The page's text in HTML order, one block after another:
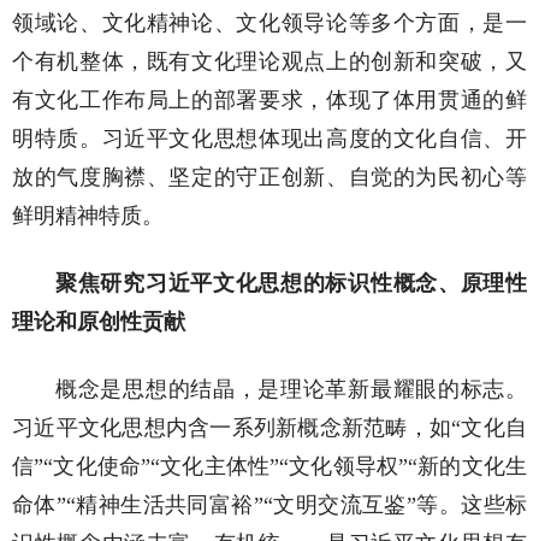
领域论、文化精神论、文化领导论等多个方面，是一
个有机整体，既有文化理论观点上的创新和突破，又
有文化工作布局上的部署要求，体现了体用贯通的鲜
明特质。习近平文化思想体现出高度的文化自信、开
放的气度胸襟、坚定的守正创新、自觉的为民初心等
鲜明精神特质。
聚焦研究习近平文化思想的标识性概念、原理性
理论和原创性贡献
概念是思想的结晶，是理论革新最耀眼的标志。
习近平文化思想内含一系列新概念新范畴，如“文化自
信”“文化使命”“文化主体性”“文化领导权”“新的文化生
命体”“精神生活共同富裕”“文明交流互鉴”等。这些标